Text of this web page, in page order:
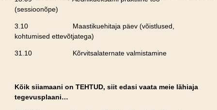
(sessioonõpe)
3.10 Maastikuehitaja päev (võistlused,
kohtumised ettevõtjatega)
31.10 Kõrvitsalaternate valmistamine
Kõik siiamaani on TEHTUD, siit edasi vaata meie lähiaja
tegevusplaani…